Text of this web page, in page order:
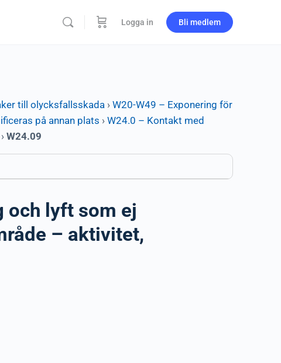
Logga in Bli medlem
till olycksfallsskada › W20-W49 – Exponering för
på annan plats › W24.0 – Kontakt med
› W24.09
och lyft som ej
– aktivitet,